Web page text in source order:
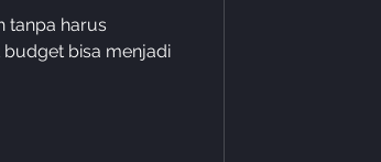
tanpa harus
budget bisa menjadi